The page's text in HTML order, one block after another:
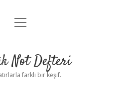
Anasayfa
Yasal Uyarı
menüyü
Not Defteri
farklı bir keşif.